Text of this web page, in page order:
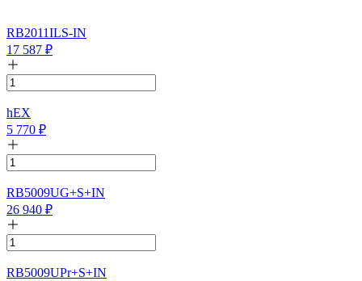
RB2011ILS-IN
17 587 ₽
hEX
5 770 ₽
RB5009UG+S+IN
26 940 ₽
RB5009UPr+S+IN